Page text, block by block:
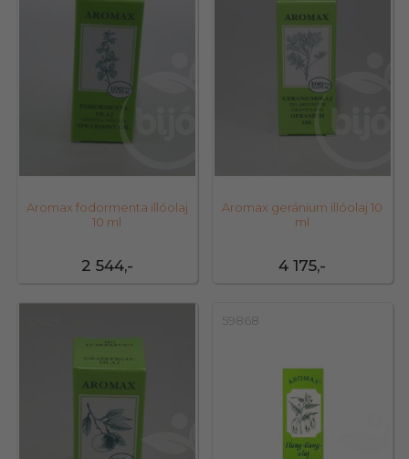
2 544,-
Aromax fodormenta illóolaj
10 ml
4 175,-
Aromax geránium illóolaj 10
ml
59868